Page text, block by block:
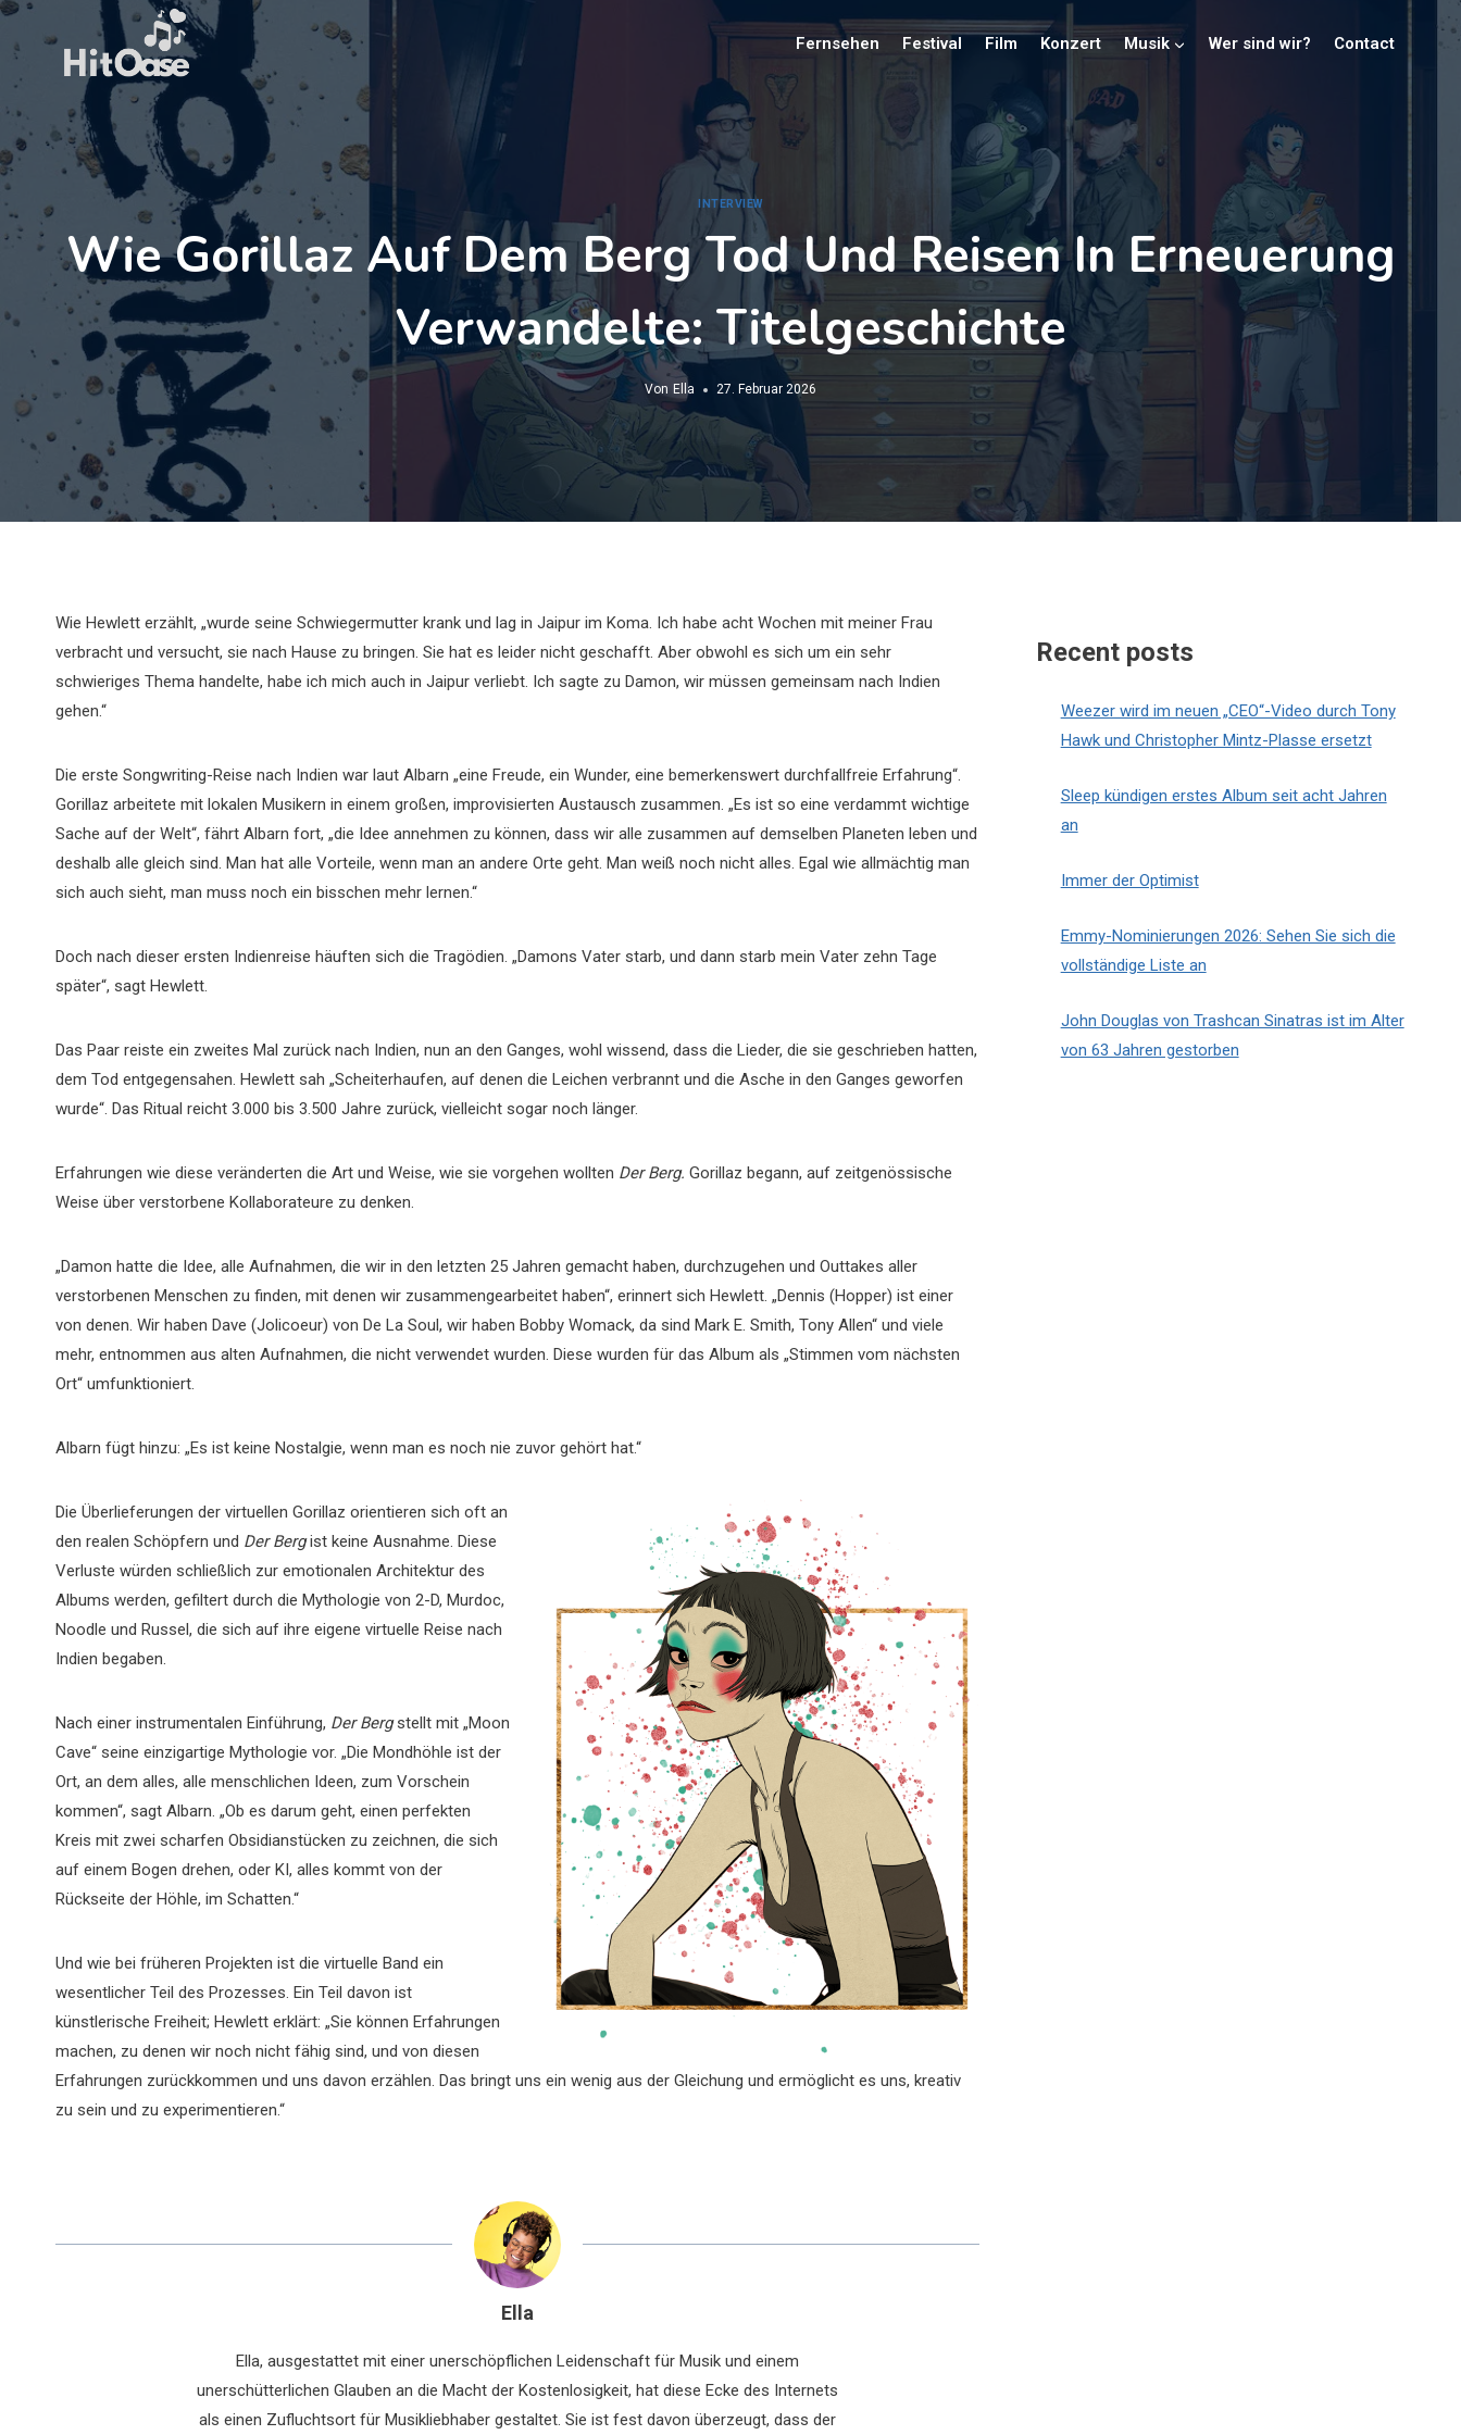
Zum
Inhalt
Fernsehen Festival Film Konzert Musik Wer sind wir? Contact
INTERVIEW
Wie Gorillaz Auf Dem Berg Tod Und Reisen In Erneuerung
Verwandelte: Titelgeschichte
Von Ella 27. Februar 2026
Wie Hewlett erzählt, „wurde seine Schwiegermutter krank und lag in Jaipur im Koma. Ich habe acht Wochen mit meiner Frau
verbracht und versucht, sie nach Hause zu bringen. Sie hat es leider nicht geschafft. Aber obwohl es sich um ein sehr
schwieriges Thema handelte, habe ich mich auch in Jaipur verliebt. Ich sagte zu Damon, wir müssen gemeinsam nach Indien
gehen.“
Die erste Songwriting-Reise nach Indien war laut Albarn „eine Freude, ein Wunder, eine bemerkenswert durchfallfreie Erfahrung“.
Gorillaz arbeitete mit lokalen Musikern in einem großen, improvisierten Austausch zusammen. „Es ist so eine verdammt wichtige
Sache auf der Welt“, fährt Albarn fort, „die Idee annehmen zu können, dass wir alle zusammen auf demselben Planeten leben und
deshalb alle gleich sind. Man hat alle Vorteile, wenn man an andere Orte geht. Man weiß noch nicht alles. Egal wie allmächtig man
sich auch sieht, man muss noch ein bisschen mehr lernen.“
Doch nach dieser ersten Indienreise häuften sich die Tragödien. „Damons Vater starb, und dann starb mein Vater zehn Tage
später“, sagt Hewlett.
Das Paar reiste ein zweites Mal zurück nach Indien, nun an den Ganges, wohl wissend, dass die Lieder, die sie geschrieben hatten,
dem Tod entgegensahen. Hewlett sah „Scheiterhaufen, auf denen die Leichen verbrannt und die Asche in den Ganges geworfen
wurde“. Das Ritual reicht 3.000 bis 3.500 Jahre zurück, vielleicht sogar noch länger.
Erfahrungen wie diese veränderten die Art und Weise, wie sie vorgehen wollten Der Berg. Gorillaz begann, auf zeitgenössische
Weise über verstorbene Kollaborateure zu denken.
„Damon hatte die Idee, alle Aufnahmen, die wir in den letzten 25 Jahren gemacht haben, durchzugehen und Outtakes aller
verstorbenen Menschen zu finden, mit denen wir zusammengearbeitet haben“, erinnert sich Hewlett. „Dennis (Hopper) ist einer
von denen. Wir haben Dave (Jolicoeur) von De La Soul, wir haben Bobby Womack, da sind Mark E. Smith, Tony Allen“ und viele
mehr, entnommen aus alten Aufnahmen, die nicht verwendet wurden. Diese wurden für das Album als „Stimmen vom nächsten
Ort“ umfunktioniert.
Albarn fügt hinzu: „Es ist keine Nostalgie, wenn man es noch nie zuvor gehört hat.“
Die Überlieferungen der virtuellen Gorillaz orientieren sich oft an
den realen Schöpfern und Der Bergist keine Ausnahme. Diese
Verluste würden schließlich zur emotionalen Architektur des
Albums werden, gefiltert durch die Mythologie von 2-D, Murdoc,
Noodle und Russel, die sich auf ihre eigene virtuelle Reise nach
Indien begaben.
Nach einer instrumentalen Einführung, Der Bergstellt mit „Moon
Cave“ seine einzigartige Mythologie vor. „Die Mondhöhle ist der
Ort, an dem alles, alle menschlichen Ideen, zum Vorschein
kommen“, sagt Albarn. „Ob es darum geht, einen perfekten
Kreis mit zwei scharfen Obsidianstücken zu zeichnen, die sich
auf einem Bogen drehen, oder KI, alles kommt von der
Rückseite der Höhle, im Schatten.“
Und wie bei früheren Projekten ist die virtuelle Band ein
wesentlicher Teil des Prozesses. Ein Teil davon ist
künstlerische Freiheit; Hewlett erklärt: „Sie können Erfahrungen
machen, zu denen wir noch nicht fähig sind, und von diesen
Erfahrungen zurückkommen und uns davon erzählen. Das bringt uns ein wenig aus der Gleichung und ermöglicht es uns, kreativ
zu sein und zu experimentieren.“
Ella
Ella, ausgestattet mit einer unerschöpflichen Leidenschaft für Musik und einem
unerschütterlichen Glauben an die Macht der Kostenlosigkeit, hat diese Ecke des Internets
als einen Zufluchtsort für Musikliebhaber gestaltet. Sie ist fest davon überzeugt, dass der
Recent posts
Weezer wird im neuen „CEO“-Video durch Tony
Hawk und Christopher Mintz-Plasse ersetzt
Sleep kündigen erstes Album seit acht Jahren
an
Immer der Optimist
Emmy-Nominierungen 2026: Sehen Sie sich die
vollständige Liste an
John Douglas von Trashcan Sinatras ist im Alter
von 63 Jahren gestorben